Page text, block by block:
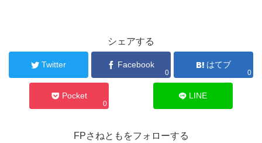
シェアする
Twitter Facebook
0
はてブ
0
Pocket
0
LINE
FPさねともをフォローする